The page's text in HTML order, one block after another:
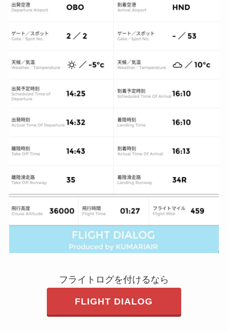
フライトログを付けるなら
FLIGHT DIALOG